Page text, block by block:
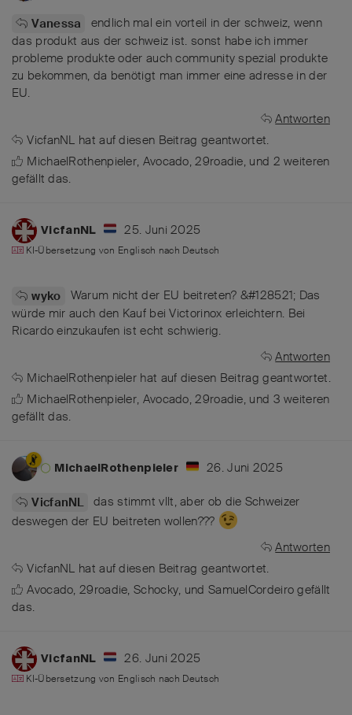
Vanessa
endlich mal ein vorteil in der schweiz, wenn
das produkt aus der schweiz ist. sonst habe ich immer
probleme produkte oder auch community spezial produkte
zu bekommen, da benötigt man immer eine adresse in der
EU.
Antworten
VicfanNL hat auf diesen Beitrag geantwortet.
MichaelRothenpieler, Avocado,29roadie, und 2 weiteren
gefällt das.
VicfanNL 25. Juni 2025
KI-Übersetzung von Englisch nach Deutsch
wyko
Warum nicht der EU beitreten? &#128521; Das
würde mir auch den Kauf bei Victorinox erleichtern. Bei
Ricardo einzukaufen ist echt schwierig.
Antworten
MichaelRothenpieler hat auf diesen Beitrag geantwortet.
MichaelRothenpieler, Avocado,29roadie, und 3 weiteren
gefällt das.
MichaelRothenpieler 26. Juni 2025
VicfanNL
das stimmt vllt, aber ob die Schweizer
deswegen der EU beitreten wollen???
Antworten
VicfanNL hat auf diesen Beitrag geantwortet.
Avocado,29roadie,Schocky, und SamuelCordeiro gefällt
das.
VicfanNL 26. Juni 2025
KI-Übersetzung von Englisch nach Deutsch